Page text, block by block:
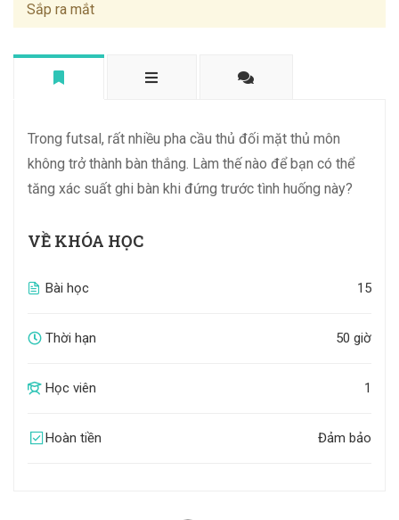
Sắp ra mắt
Trong futsal, rất nhiều pha cầu thủ đối mặt thủ môn
không trở thành bàn thắng. Làm thế nào để bạn có thể
tăng xác suất ghi bàn khi đứng trước tình huống này?
VỀ KHÓA HỌC
Bài học 15
Thời hạn 50 giờ
Học viên 1
Hoàn tiền Đảm bảo